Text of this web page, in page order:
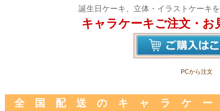
誕生日ケーキ、立体・イラストケーキ
キャラケーキご注文・お
PCから注文
全 国 配 送 の キ ャ ラ ケ